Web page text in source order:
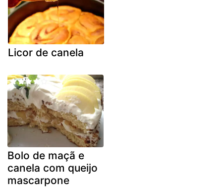
Licor de canela
Bolo de maçã e
canela com queijo
mascarpone